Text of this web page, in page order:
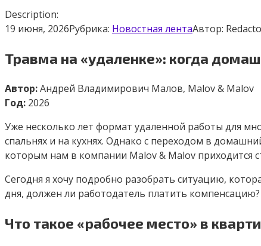
Description:
19 июня, 2026Рубрика: Новостная лентаАвтор:
Травма на «удаленке»: когда
Автор:Андрей Владимирович Малов, Malov & Malov
Год: 2026
Уже несколько лет формат удаленной работы для
спальнях и на кухнях. Однако с переходом в
которым нам в компании Malov & Malov приходится
Сегодня я хочу подробно разобрать ситуацию,
дня, должен ли работодатель платить
Что такое «рабочее место» в